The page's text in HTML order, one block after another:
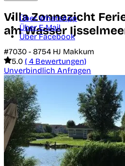
Über WhatsApp
Über E-Mail
Über Facebook
Villa Zonnezicht
am Wasser
#7030 - 8754 HJ Makkum
5.0 ( 4 Bewertungen)
Unverbindlich Anfragen